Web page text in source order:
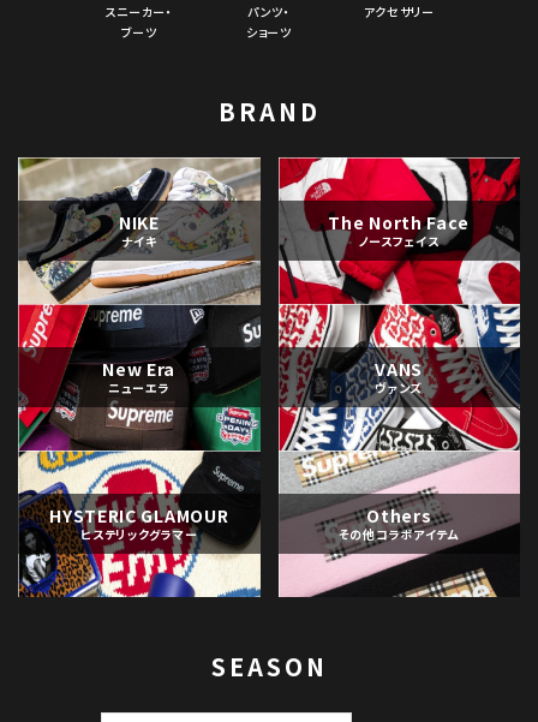
スニーカー・
ブーツ
パンツ・
ショーツ
アクセサリー
BRAND
NIKE
ナイキ
The North Face
ノースフェイス
New Era
ニューエラ
VANS
ヴァンズ
HYSTERIC GLAMOUR
ヒステリックグラマー
Others
その他コラボアイテム
SEASON